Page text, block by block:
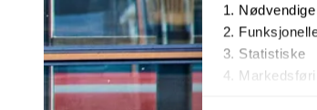
Nødvendige
Statistiske